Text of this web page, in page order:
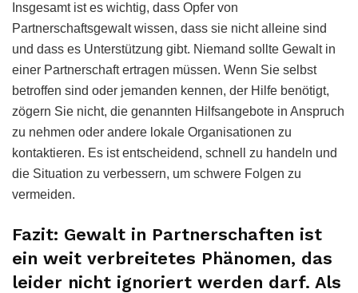
Insgesamt ist es wichtig, dass Opfer von
Partnerschaftsgewalt wissen, dass sie nicht alleine sind
und dass es Unterstützung gibt. Niemand sollte Gewalt in
einer Partnerschaft ertragen müssen. Wenn Sie selbst
betroffen sind oder jemanden kennen, der Hilfe benötigt,
zögern Sie nicht, die genannten Hilfsangebote in Anspruch
zu nehmen oder andere lokale Organisationen zu
kontaktieren. Es ist entscheidend, schnell zu handeln und
die Situation zu verbessern, um schwere Folgen zu
vermeiden.
Fazit: Gewalt in Partnerschaften ist
ein weit verbreitetes Phänomen, das
leider nicht ignoriert werden darf. Als